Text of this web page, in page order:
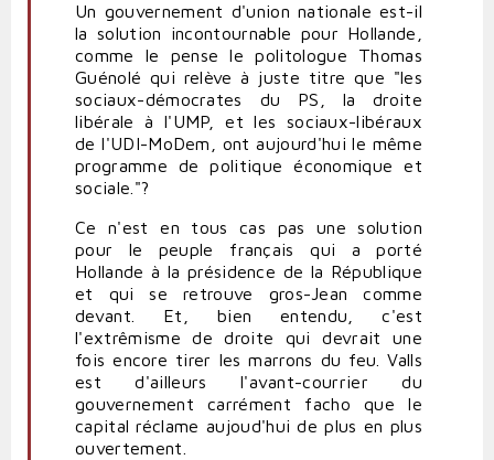
Un gouvernement d'union nationale est-il
la solution incontournable pour Hollande,
comme le pense le politologue Thomas
Guénolé qui relève à juste titre que "les
sociaux-démocrates du PS, la droite
libérale à l'UMP, et les sociaux-libéraux
de l'UDI-MoDem, ont aujourd'hui le même
programme de politique économique et
sociale."?
Ce n'est en tous cas pas une solution
pour le peuple français qui a porté
Hollande à la présidence de la République
et qui se retrouve gros-Jean comme
devant. Et, bien entendu, c'est
l'extrêmisme de droite qui devrait une
fois encore tirer les marrons du feu. Valls
est d'ailleurs l'avant-courrier du
gouvernement carrément facho que le
capital réclame aujoud'hui de plus en plus
ouvertement.